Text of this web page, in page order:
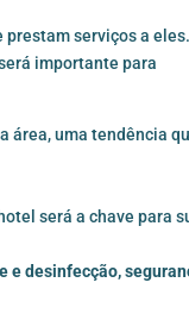
prestam serviços a eles.
importante para
área, uma tendência
será a chave para
e desinfecção,